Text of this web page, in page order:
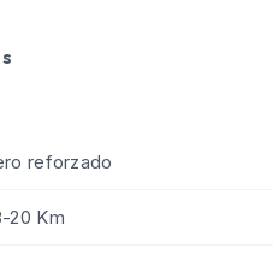
reforzado
20 Km